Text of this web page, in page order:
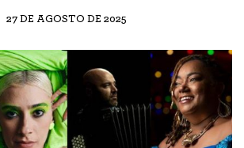
27 DE AGOSTO DE 2025